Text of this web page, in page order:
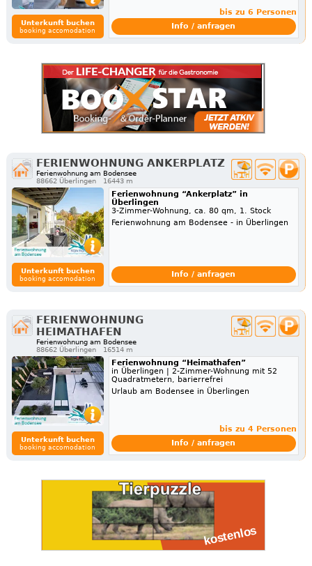
Unterkunft buchen
booking accomodation
bis zu 6 Personen
Info / anfragen
FERIENWOHNUNG ANKERPLATZ
Ferienwohnung am Bodensee
88662 Überlingen
16443 m
Unterkunft buchen
booking accomodation
Ferienwohnung “Ankerplatz” in
Überlingen
3-Zimmer-Wohnung, ca. 80 qm, 1. Stock
Ferienwohnung am Bodensee - in Überlingen
Info / anfragen
FERIENWOHNUNG
HEIMATHAFEN
Ferienwohnung am Bodensee
88662 Überlingen
16514 m
Unterkunft buchen
booking accomodation
Ferienwohnung “Heimathafen”
in Überlingen | 2-Zimmer-Wohnung mit 52
Quadratmetern, barierrefrei
Urlaub am Bodensee in Überlingen
bis zu 4 Personen
Info / anfragen